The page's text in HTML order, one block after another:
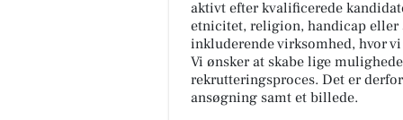
aktivt efter kvalificerede
etnicitet, religion, handicap eller
inkluderende virksomhed, hvor
Vi ønsker at skabe lige
rekrutteringsproces. Det er
ansøgning samt et billede.